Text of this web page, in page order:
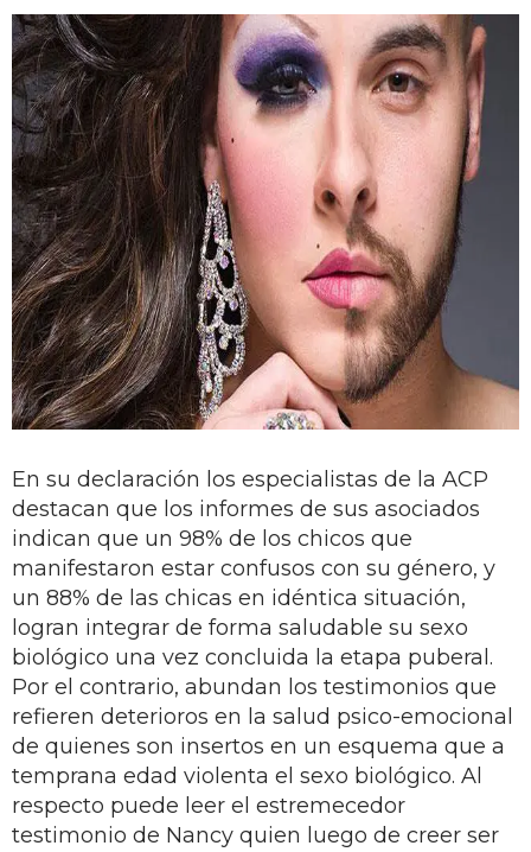
En su declaración los especialistas de la ACP
destacan que los informes de sus asociados
indican que un 98% de los chicos que
manifestaron estar confusos con su género, y
un 88% de las chicas en idéntica situación,
logran integrar de forma saludable su sexo
biológico una vez concluida la etapa puberal.
Por el contrario, abundan los testimonios que
refieren deterioros en la salud psico-emocional
de quienes son insertos en un esquema que a
temprana edad violenta el sexo biológico. Al
respecto puede leer el estremecedor
testimonio de Nancy quien luego de creer ser